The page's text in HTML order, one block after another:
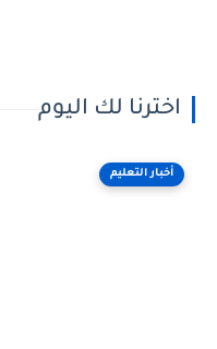
اخترنا لك اليوم
أخبار التعليم